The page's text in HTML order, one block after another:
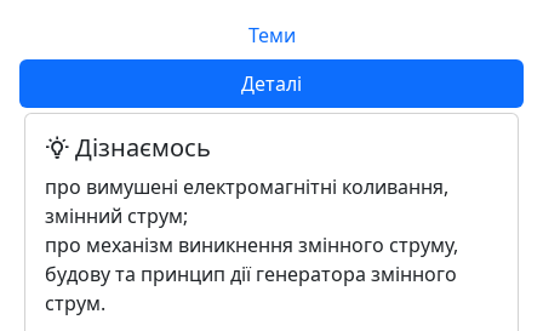
Теми
Деталі
Дізнаємось
про вимушені електромагнітні коливання,
змінний струм;
про механізм виникнення змінного струму,
будову та принцип дії генератора змінного
струм.